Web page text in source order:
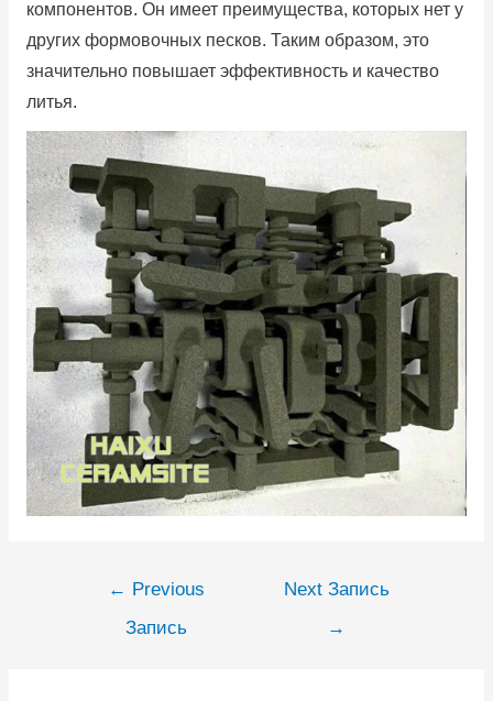
компонентов. Он имеет преимущества, которых нет у
других формовочных песков. Таким образом, это
значительно повышает эффективность и качество
литья.
← Previous
Запись
Next Запись
→